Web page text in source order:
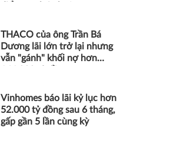
THACO của ông Trần Bá
Dương lãi lớn trở lại nhưng
vẫn "gánh" khối nợ hơn
Vinhomes báo lãi kỷ lục hơn
52.000 tỷ đồng sau 6 tháng,
gấp gần 5 lần cùng kỳ